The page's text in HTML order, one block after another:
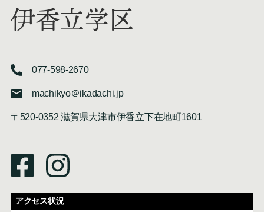
伊香立学区
077-598-2670
machikyo＠ikadachi.jp
〒520-0352 滋賀県大津市伊香立下在地町1601
アクセス状況